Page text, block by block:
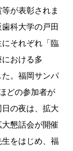
が表彰されま
科大学の戸田
それぞれ「臨
おける多
た。福岡サンパ
どの参加者が
の夜は、拡大
懇話会が開催
をはじめ、福